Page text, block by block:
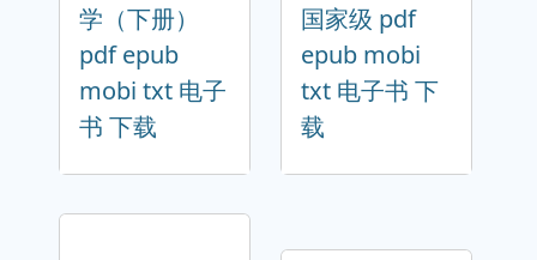
学（下册）
pdf epub
mobi txt 电子
书 下载
国家级 pdf
epub mobi
txt 电子书 下
载